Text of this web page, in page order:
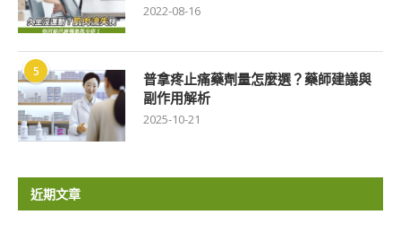
2022-08-16
5
普拿疼止痛藥劑量怎麼選？藥師建議與
副作用解析
2025-10-21
近期文章